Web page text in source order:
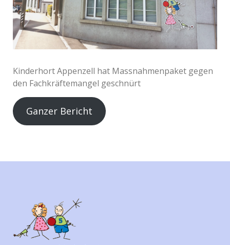
Kinderhort Appenzell hat Massnahmenpaket gegen
den Fachkräftemangel geschnürt
Ganzer Bericht